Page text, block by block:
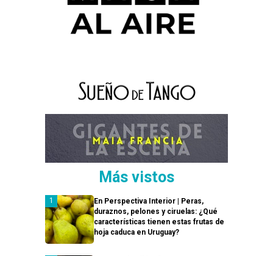
Más vistos
En Perspectiva Interior | Peras,
duraznos, pelones y ciruelas: ¿Qué
características tienen estas frutas de
hoja caduca en Uruguay?